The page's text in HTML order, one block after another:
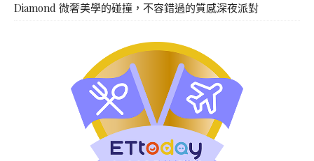
Diamond 微奢美學的碰撞，不容錯過的質感深夜派對